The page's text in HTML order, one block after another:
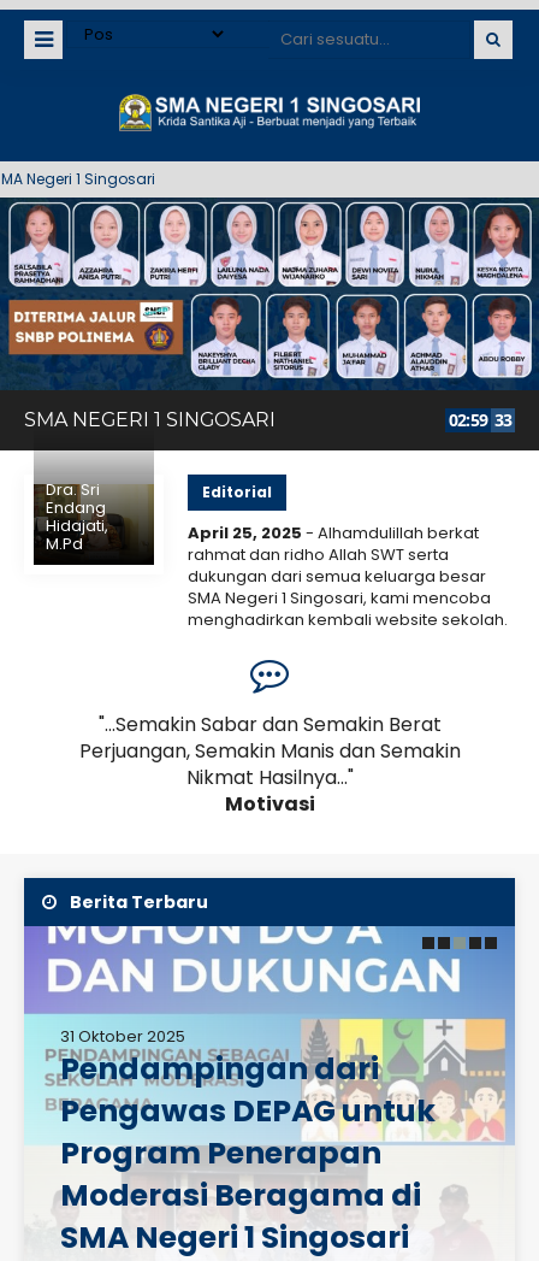
1 Singosari
SMA NEGERI 1 SINGOSARI 02:59 33
Dra. Sri
Endang
Hidajati,
M.Pd
Editorial
April 25, 2025 - Alhamdulillah berkat
rahmat dan ridho Allah SWT serta
dukungan dari semua keluarga besar
SMA Negeri 1 Singosari, kami mencoba
menghadirkan kembali website sekolah.
banyak..Selengkapnya
"...Semakin Sabar dan Semakin Berat
Perjuangan, Semakin Manis dan Semakin
Nikmat Hasilnya..."
Motivasi
Berita Terbaru
31 Oktober 2025
Pendampingan dari
Pengawas DEPAG untuk
Program Penerapan
Moderasi Beragama di
SMA Negeri 1 Singosari